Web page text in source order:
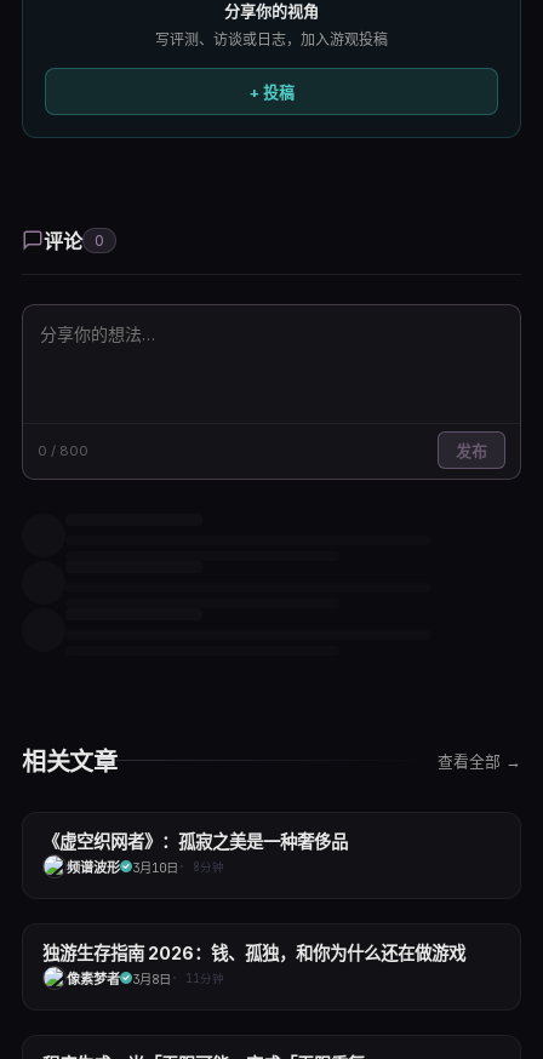
分享你的视角
写评测、访谈或日志，加入游观投稿
+ 投稿
评论 0
0 / 800 发布
相关文章 查看全部 →
📰
评测
《虚空织网者》：孤寂之美是一种奢侈品
频谱波形 3月10日 · 8分钟
📰
访谈
独游生存指南 2026：钱、孤独，和你为什么还在做游戏
像素梦者 3月8日 · 11分钟